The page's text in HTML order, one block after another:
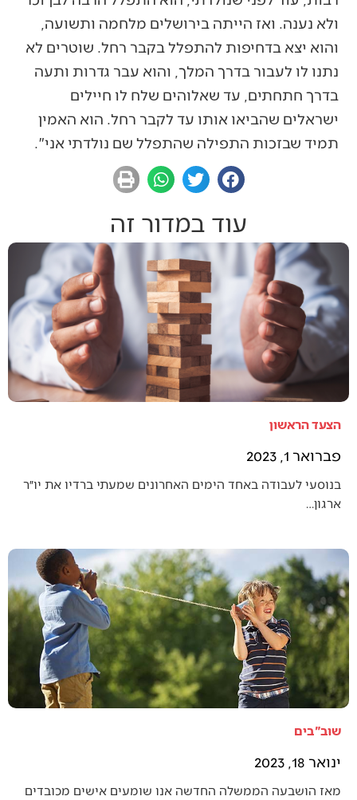
ולא נענה. ואז הייתה בירושלים מלחמה ותשועה,
והוא יצא בדחיפות להתפלל בקבר רחל. שוטרים לא
נתנו לו לעבור בדרך המלך, והוא עבר גדרות ותעה
בדרך חתחתים, עד שאלוהים שלח לו חיילים
ישראלים שהביאו אותו עד לקבר רחל. הוא האמין
תמיד שבזכות התפילה שהתפלל שם נולדתי אני".
עוד במדור זה
הצעד הראשון
פברואר 1, 2023
בנוסעי לעבודה באחד הימים האחרונים שמעתי ברדיו את יו״ר
ארגון…
שוב"בים
ינואר 18, 2023
מאז הושבעה הממשלה החדשה אנו שומעים אישים מכובדים